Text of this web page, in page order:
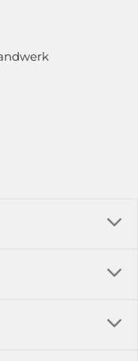
von Gründen